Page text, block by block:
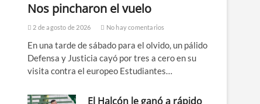
Nos pincharon el vuelo
2 de agosto de 2026 No hay comentarios
En una tarde de sábado para el olvido, un pálido
Defensa y Justicia cayó por tres a cero en su
visita contra el europeo Estudiantes…
El Halcón le ganó a rápido